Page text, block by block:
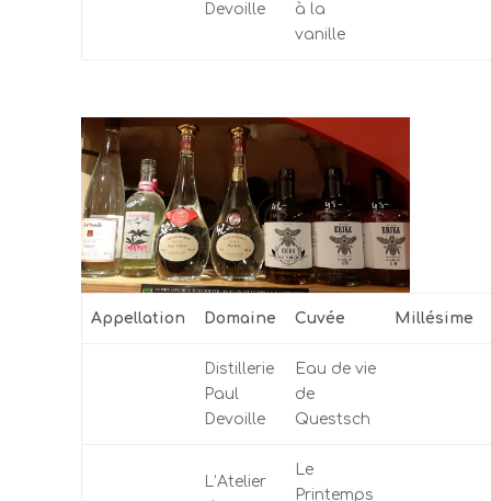
Devoille
à la
vanille
Appellation Domaine Cuvée Millésime
Distillerie
Paul
Devoille
Eau de vie
de
Questsch
L’Atelier
Le
Printemps